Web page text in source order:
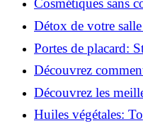
Cosmétiques sans
possible?
Détox de votre
ingrédients nocifs
Portes de placard:
le meilleur choix!
Découvrez
naturellement:
Découvrez les
le fer: Top 12
Huiles végétales: